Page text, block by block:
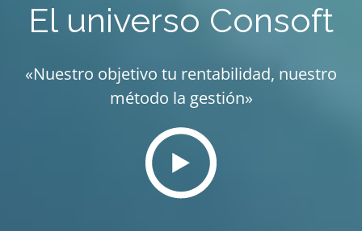
El universo Consoft
«Nuestro objetivo tu rentabilidad, nuestro
método la gestión»